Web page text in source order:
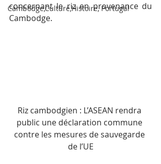
Cambodge,Culture,Histoire, Portugal
concernant le riz en provenance du
Cambodge.
Riz cambodgien : L’ASEAN rendra
public une déclaration commune
contre les mesures de sauvegarde
de l’UE